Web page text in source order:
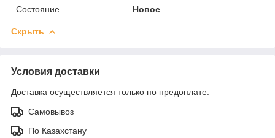
Состояние
Новое
Скрыть
Условия доставки
Доставка осуществляется только по предоплате.
Самовывоз
По Казахстану